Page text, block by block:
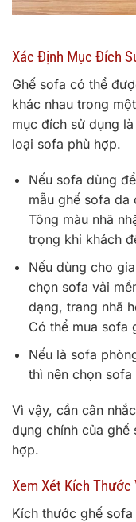
Xác Định Mục Đích
Ghế sofa có thể
khác nhau trong
mục đích sử dụng
loại sofa phù hợp.
Nếu sofa dùng
mẫu ghế sofa da
Tông màu nhã
trọng khi khách
Nếu dùng cho
chọn sofa vải
dạng, trang nhã
Có thể mua sofa
Nếu là sofa
thì nên chọn
Vì vậy, cần cân
dụng chính của
hợp.
Xem Xét Kích Thước
Kích thước ghế